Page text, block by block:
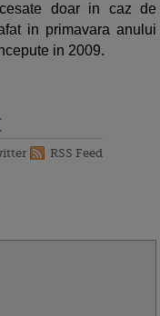
doar in caz de
in primavara anului
in 2009.
RSS Feed